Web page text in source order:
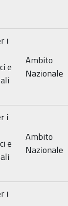
i
e
Ambito
Nazionale
i
e
Ambito
Nazionale
i